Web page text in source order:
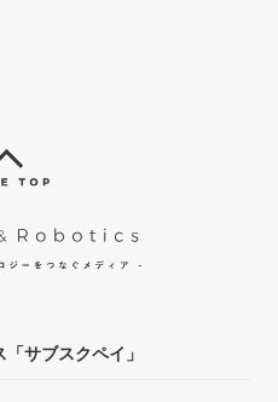
サブスクペイ」